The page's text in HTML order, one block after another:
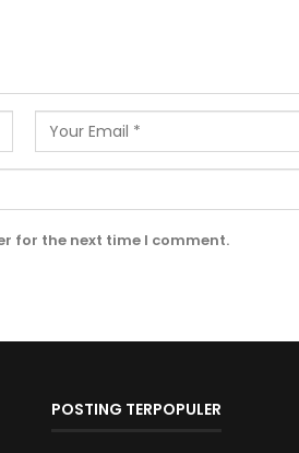
for the next time I comment.
POSTING TERPOPULER